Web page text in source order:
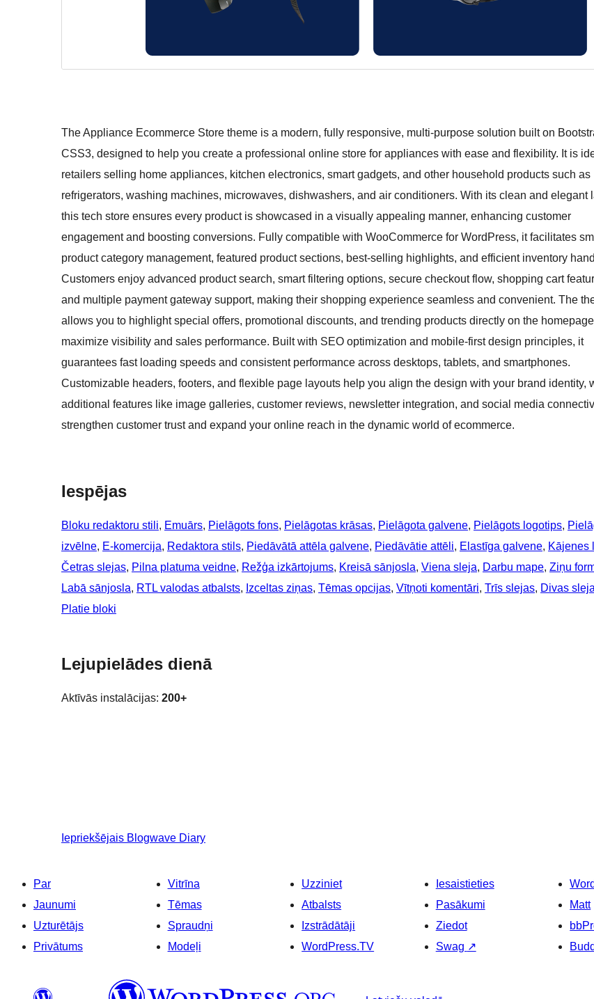
The Appliance Ecommerce Store theme is a modern, fully responsive, multi-purpose solution built on
CSS3, designed to help you create a professional online store for appliances with ease and flexibility. It is
retailers selling home appliances, kitchen electronics, smart gadgets, and other household products such as
refrigerators, washing machines, microwaves, dishwashers, and air conditioners. With its clean and elegant
this tech store ensures every product is showcased in a visually appealing manner, enhancing customer
engagement and boosting conversions. Fully compatible with WooCommerce for WordPress, it facilitates
product category management, featured product sections, best-selling highlights, and efficient inventory
Customers enjoy advanced product search, smart filtering options, secure checkout flow, shopping cart
and multiple payment gateway support, making their shopping experience seamless and convenient. The
allows you to highlight special offers, promotional discounts, and trending products directly on the
maximize visibility and sales performance. Built with SEO optimization and mobile-first design principles, it
guarantees fast loading speeds and consistent performance across desktops, tablets, and smartphones.
Customizable headers, footers, and flexible page layouts help you align the design with your brand identity,
additional features like image galleries, customer reviews, newsletter integration, and social media
strengthen customer trust and expand your online reach in the dynamic world of ecommerce.
Iespējas
Bloku redaktoru stili, Emuārs, Pielāgots fons, Pielāgotas krāsas, Pielāgota galvene, Pielāgots logotips,
izvēlne, E-komercija, Redaktora stils, Piedāvātā attēla galvene, Piedāvātie attēli, Elastīga galvene, Kājenes
Četras slejas, Pilna platuma veidne, Režģa izkārtojums, Kreisā sānjosla, Viena sleja, Darbu mape, Ziņu
Labā sānjosla, RTL valodas atbalsts, Izceltas ziņas, Tēmas opcijas, Vītņoti komentāri, Trīs slejas, Divas
Platie bloki
Lejupielādes dienā
Aktīvās instalācijas: 200+
Iepriekšējais Blogwave Diary
Par
Jaunumi
Uzturētājs
Privātums
Vitrīna
Tēmas
Spraudņi
Modeļi
Uzziniet
Atbalsts
Izstrādātāji
WordPress.TV
Iesaistieties
Pasākumi
Ziedot
Swag ↗
Matt